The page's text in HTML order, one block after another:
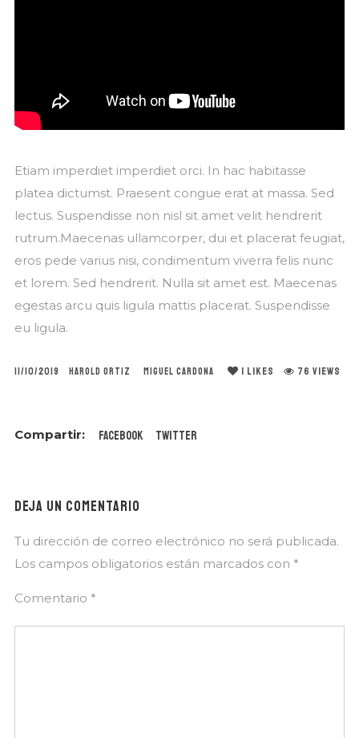
Etiam imperdiet imperdiet orci. In hac habitasse
platea dictumst. Praesent congue erat at massa. Sed
lectus. Suspendisse non nisl sit amet velit hendrerit
rutrum.Maecenas ullamcorper, dui et placerat feugiat,
eros pede varius nisi, condimentum viverra felis nunc
et lorem. Sed hendrerit. Nulla sit amet est. Maecenas
egestas arcu quis ligula mattis placerat. Suspendisse
eu ligula.
11/10/2019 HAROLD ORTIZ MIGUEL CARDONA 1 LIKES 76 VIEWS
Facebook Twitter
DEJA UN COMENTARIO
Tu dirección de correo electrónico no será publicada.
Los campos obligatorios están marcados con *
Comentario *